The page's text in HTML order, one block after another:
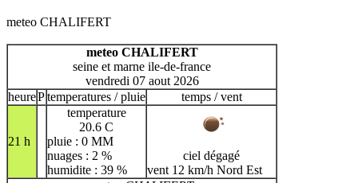
meteo CHALIFERT
meteo CHALIFERT
seine et marne ile-de-france
vendredi 07 aout 2026
heurePtemperatures / pluie temps / vent
21 h
temperature
20.6 C
pluie : 0 MM
nuages : 2 %
humidite : 39 %
ciel dégagé
vent 12 km/h Nord Est